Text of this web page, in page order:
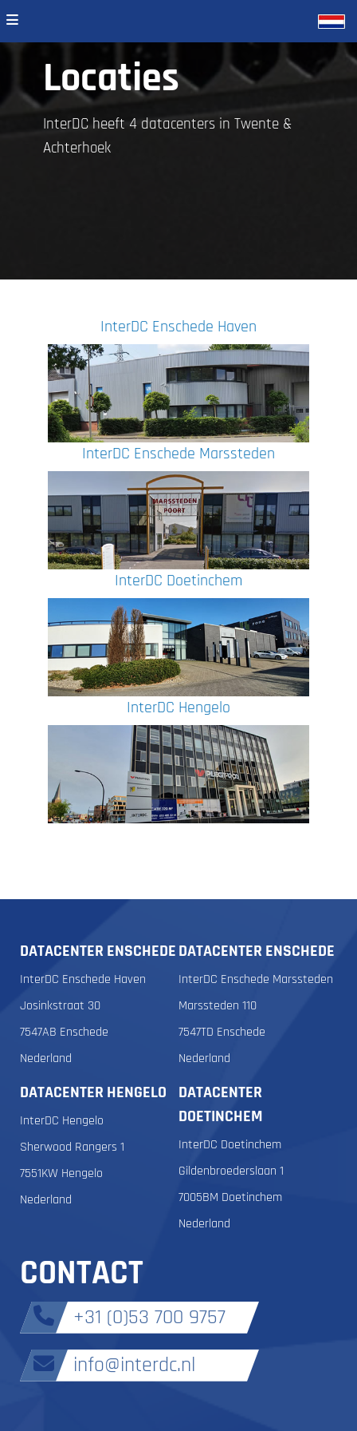
Locaties
InterDC heeft 4 datacenters in Twente &
Achterhoek
InterDC Enschede Haven
InterDC Enschede Marssteden
InterDC Doetinchem
InterDC Hengelo
DATACENTER ENSCHEDE
InterDC Enschede Haven
Josinkstraat 30
7547AB Enschede
Nederland
DATACENTER ENSCHEDE
InterDC Enschede Marssteden
Marssteden 110
7547TD Enschede
Nederland
DATACENTER HENGELO
InterDC Hengelo
Sherwood Rangers 1
7551KW Hengelo
Nederland
DATACENTER
DOETINCHEM
InterDC Doetinchem
Gildenbroederslaan 1
7005BM Doetinchem
Nederland
CONTACT
+31 (0)53 700 9757
info@interdc.nl